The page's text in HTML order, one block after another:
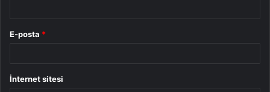
E-posta *
İnternet sitesi